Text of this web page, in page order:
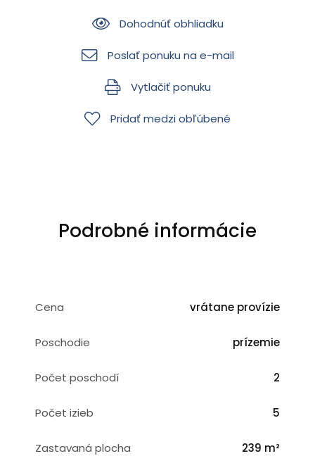
Dohodnúť obhliadku
Poslať ponuku na e-mail
Vytlačiť ponuku
Pridať medzi obľúbené
Podrobné informácie
Cena vrátane provízie
Poschodie prízemie
Počet poschodí 2
Počet izieb 5
Zastavaná plocha 239 m²